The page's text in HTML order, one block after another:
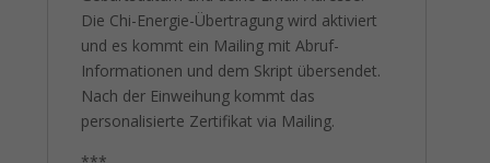
Die Chi-Energie-Übertragung wird aktiviert
und es kommt ein Mailing mit Abruf-
Informationen und dem Skript übersendet.
Nach der Einweihung kommt das
personalisierte Zertifikat via Mailing.